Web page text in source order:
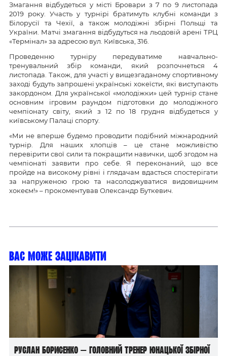
Змагання відбудеться у місті Бровари з 7 по 9 листопада
2019 року. Участь у турнірі братимуть клубні команди з
Білорусії та Чехії, а також молодіжні збірні Польщі та
України. Матчі змагання відбудуться на льодовій арені ТРЦ
«Термінал» за адресою вул. Київська, 316.
Проведенню турніру передуватиме навчально-
тренувальний збір команди, який розпочнеться 4
листопада. Також, для участі у вищезгаданому спортивному
заході будуть запрошені українські хокеїсти, які виступають
закордоном. Для української «молодіжки» цей турнір стане
основним ігровим раундом підготовки до молодіжного
чемпіонату світу, який з 12 по 18 грудня відбудеться у
київському Палаці спорту.
«Ми не вперше будемо проводити подібний міжнародний
турнір. Для наших хлопців – це стане можливістю
перевірити свої сили та покращити навички, щоб згодом на
чемпіонаті заявити про себе. Я переконаний, що все
пройде на високому рівні і глядачам вдасться спостерігати
за напруженою грою та насолоджуватися видовищним
хокеєм!» – прокоментував Олександр Буткевич.
Вас може зацікавити
Руслан Борисенко — головний тренер юнацької збірної